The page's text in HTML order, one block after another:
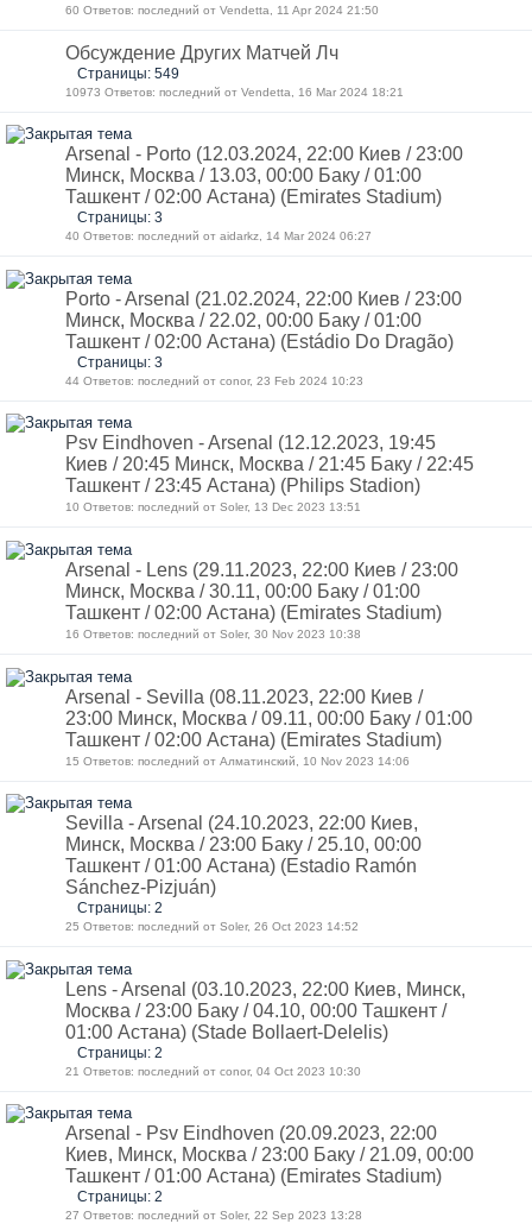
60 Ответов: последний от Vendetta, 11 Apr 2024 21:50
Обсуждение Других Матчей Лч
Страницы: 549
10973 Ответов: последний от Vendetta, 16 Mar 2024 18:21
Arsenal - Porto (12.03.2024, 22:00 Киев / 23:00
Минск, Москва / 13.03, 00:00 Баку / 01:00
Ташкент / 02:00 Астана) (Emirates Stadium)
Страницы: 3
40 Ответов: последний от aidarkz, 14 Mar 2024 06:27
Porto - Arsenal (21.02.2024, 22:00 Киев / 23:00
Минск, Москва / 22.02, 00:00 Баку / 01:00
Ташкент / 02:00 Астана) (Estádio Do Dragão)
Страницы: 3
44 Ответов: последний от conor, 23 Feb 2024 10:23
Psv Eindhoven - Arsenal (12.12.2023, 19:45
Киев / 20:45 Минск, Москва / 21:45 Баку / 22:45
Ташкент / 23:45 Астана) (Philips Stadion)
10 Ответов: последний от Soler, 13 Dec 2023 13:51
Arsenal - Lens (29.11.2023, 22:00 Киев / 23:00
Минск, Москва / 30.11, 00:00 Баку / 01:00
Ташкент / 02:00 Астана) (Emirates Stadium)
16 Ответов: последний от Soler, 30 Nov 2023 10:38
Arsenal - Sevilla (08.11.2023, 22:00 Киев /
23:00 Минск, Москва / 09.11, 00:00 Баку / 01:00
Ташкент / 02:00 Астана) (Emirates Stadium)
15 Ответов: последний от Алматинский, 10 Nov 2023 14:06
Sevilla - Arsenal (24.10.2023, 22:00 Киев,
Минск, Москва / 23:00 Баку / 25.10, 00:00
Ташкент / 01:00 Астана) (Estadio Ramón
Sánchez-Pizjuán)
Страницы: 2
25 Ответов: последний от Soler, 26 Oct 2023 14:52
Lens - Arsenal (03.10.2023, 22:00 Киев, Минск,
Москва / 23:00 Баку / 04.10, 00:00 Ташкент /
01:00 Астана) (Stade Bollaert-Delelis)
Страницы: 2
21 Ответов: последний от conor, 04 Oct 2023 10:30
Arsenal - Psv Eindhoven (20.09.2023, 22:00
Киев, Минск, Москва / 23:00 Баку / 21.09, 00:00
Ташкент / 01:00 Астана) (Emirates Stadium)
Страницы: 2
27 Ответов: последний от Soler, 22 Sep 2023 13:28